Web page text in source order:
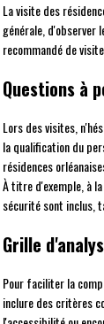
La visite des
générale, d'observer
recommandé de
Questions à
Lors des visites,
la qualification du
résidences
À titre d'exemple, à
sécurité sont inclus,
Grille
Pour faciliter la
inclure des critères